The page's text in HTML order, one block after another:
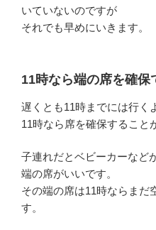
いていないのですが
それでも早めにいきます。
11時なら端の席を確保
遅くとも11時までには行く
11時なら席を確保すること
子連れだとベビーカーなど
端の席がいいです。
その端の席は11時ならまだ
す。